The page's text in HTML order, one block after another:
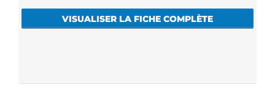
VISUALISER LA FICHE COMPLÈTE